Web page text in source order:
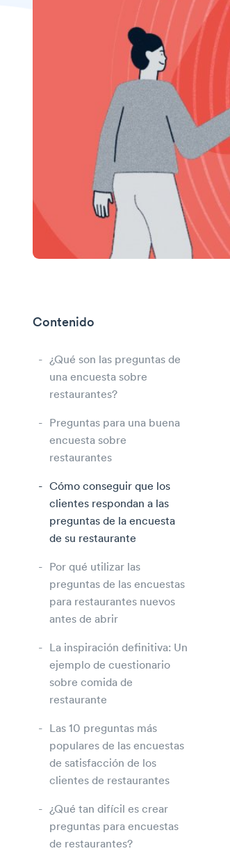
Contenido
¿Qué son las preguntas de
una encuesta sobre
restaurantes?
Preguntas para una buena
encuesta sobre
restaurantes
Cómo conseguir que los
clientes respondan a las
preguntas de la encuesta
de su restaurante
Por qué utilizar las
preguntas de las encuestas
para restaurantes nuevos
antes de abrir
La inspiración definitiva: Un
ejemplo de cuestionario
sobre comida de
restaurante
Las 10 preguntas más
populares de las encuestas
de satisfacción de los
clientes de restaurantes
¿Qué tan difícil es crear
preguntas para encuestas
de restaurantes?